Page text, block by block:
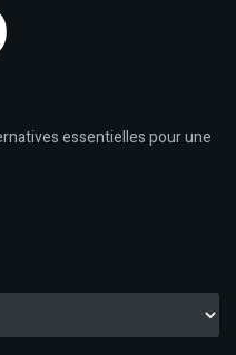
essentielles pour une